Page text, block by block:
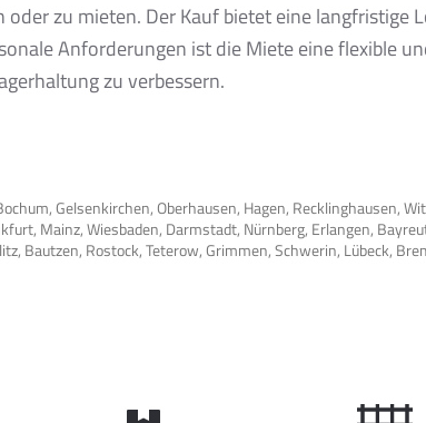
zu mieten. Der Kauf bietet eine langfristige
Anforderungen ist die Miete eine flexible
zu verbessern.
Gelsenkirchen, Oberhausen, Hagen, Recklinghausen,
Mainz, Wiesbaden, Darmstadt, Nürnberg, Erlangen,
Bautzen, Rostock, Teterow, Grimmen, Schwerin, Lübeck,